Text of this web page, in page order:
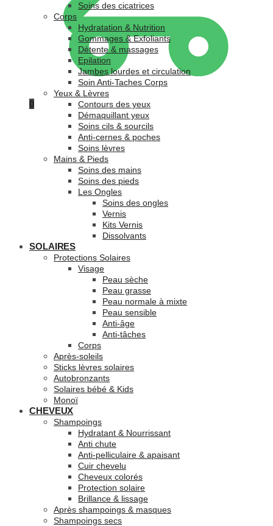
0
Soins des cicatrices
Corps
Hydratation & Nutrition
Gommages & Exfoliants
Détente & massages
Epilation
Jambes lourdes et circulation
Soin Anti-Taches Corps
Yeux & Lèvres
Contours des yeux
Démaquillant yeux
Soins cils & sourcils
Anti-cernes & poches
Soins lèvres
Mains & Pieds
Soins des mains
Soins des pieds
Les Ongles
Soins des ongles
Vernis
Kits Vernis
Dissolvants
SOLAIRES
Protections Solaires
Visage
Peau sèche
Peau grasse
Peau normale à mixte
Peau sensible
Anti-âge
Anti-tâches
Corps
Après-soleils
Sticks lèvres solaires
Autobronzants
Solaires bébé & Kids
Monoï
CHEVEUX
Shampoings
Hydratant & Nourrissant
Anti chute
Anti-pelliculaire & apaisant
Cuir chevelu
Cheveux colorés
Protection solaire
Brillance & lissage
Après shampoings & masques
Shampoings secs